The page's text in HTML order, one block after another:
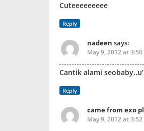
Cuteeeeeeeee
Reply
nadeen says:
May 9, 2012 at
Cantik alami
Reply
came from exo
May 9, 2012 at